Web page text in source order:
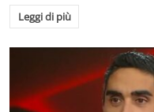
Leggi di più